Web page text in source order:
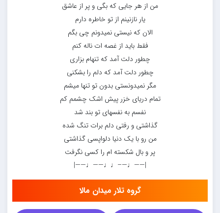
من از هر جایی که بگی و پر از عاشق
یار نازنینم از تو خاطره دارم
الان که نیستی نمیدونم چی بگم
فقط باید از غصه ات ناله کنم
چطور دلت آمد که تنهام بزاری
چطور دلت آمد که دلم را بشکنی
مگر نمیدونستی بدون تو تنها میشم
تمام دریای خزر پیش اشک چشمم کم
نفسم به نفسهای تو بند شد
گذاشتی و رفتی دلم برات تنگ شده
من رو با یک دنیا دلواپسی گذاشتی
پر و بال شکسته ام را کسی نگرفت
|——♩—–♩♩——♩——|
گروه تلار میدان مالا